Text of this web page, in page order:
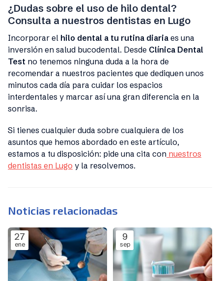
¿Dudas sobre el uso de hilo dental?
Consulta a nuestros dentistas en Lugo
Incorporar el hilo dental a tu rutina diaria es una
inversión en salud bucodental. Desde Clínica Dental
Test no tenemos ninguna duda a la hora de
recomendar a nuestros pacientes que dediquen unos
minutos cada día para cuidar los espacios
interdentales y marcar así una gran diferencia en la
sonrisa.
Si tienes cualquier duda sobre cualquiera de los
asuntos que hemos abordado en este artículo,
estamos a tu disposición: pide una cita con nuestros
dentistas en Lugo y la resolvemos.
Noticias relacionadas
27
ene
9
sep